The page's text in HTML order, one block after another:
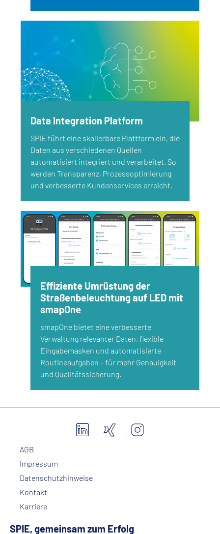
Data Integration Platform
SPIE führt eine skalierbare Plattform ein, die
Daten aus verschiedenen Quellen
automatisiert integriert und verarbeitet. So
werden Transparenz, Prozessoptimierung
und verbesserte Kundenservices erreicht.
Effiziente Umrüstung der
Straßenbeleuchtung auf LED mit
smapOne
smapOne bietet eine verbesserte
Verwaltung relevanter Daten, flexible
Eingabemasken und automatisierte
Routineaufgaben – für mehr Genauigkeit
und Qualitätssicherung.
AGB
Impressum
Datenschutzhinweise
Kontakt
Karriere
SPIE, gemeinsam zum Erfolg